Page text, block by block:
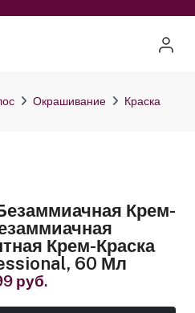
Окрашивание Краска
Крем-
Крем-Краска
60 Мл
руб.